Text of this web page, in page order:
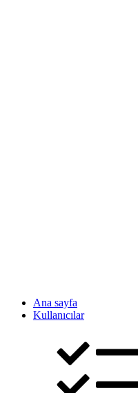
Ana sayfa
Kullanıcılar